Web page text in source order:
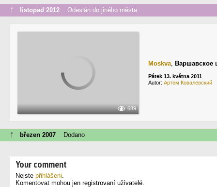
↑ listopad 2012 Odeslán do jiného města
689
Moskva, Варшавское
Pátek 13. května 2011
Autor: Артем Ковалевский
↑ březen 2007 Dodano
Your comment
Nejste přihlášeni.
Komentovat mohou jen registrovaní uživatelé.